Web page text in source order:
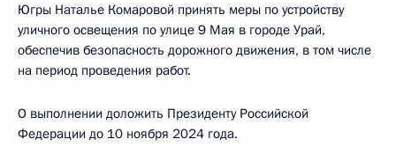
Югры Наталье Комаровой принять меры по устройству
уличного освещения по улице 9 Мая в городе Урай,
обеспечив безопасность дорожного движения, в том числе
на период проведения работ.
О выполнении доложить Президенту Российской
Федерации до 10 ноября 2024 года.